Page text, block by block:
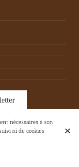
nécessaires à son
ni de cookies